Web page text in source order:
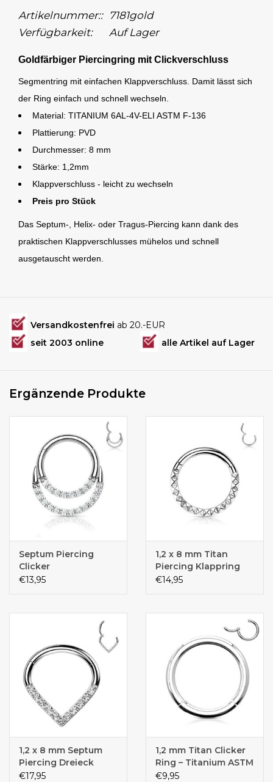
Artikelnummer:: 7181gold
Verfügbarkeit:
Auf Lager
Goldfärbiger Piercingring mit Clickverschluss
Segmentring mit einfachen Klappverschluss. Damit lässt sich
der Ring einfach und schnell wechseln.
Material: TITANIUM 6AL-4V-ELI ASTM F-136
Plattierung: PVD
Durchmesser: 8 mm
Stärke: 1,2mm
Klappverschluss - leicht zu wechseln
Preis pro Stück
Das Septum-, Helix- oder Tragus-Piercing kann dank des
praktischen Klappverschlusses mühelos und schnell
ausgetauscht werden.
Versandkostenfrei ab 20.-EUR
seit 2003 online
alle Artikel auf Lager
Ergänzende Produkte
Septum Piercing
Clicker
€13,95
1,2 x 8 mm Titan
Piercing Klappring
€14,95
1,2 x 8 mm Septum
Piercing Dreieck
€17,95
1,2 mm Titan Clicker
Ring – Titanium ASTM
F136 |
€9,95